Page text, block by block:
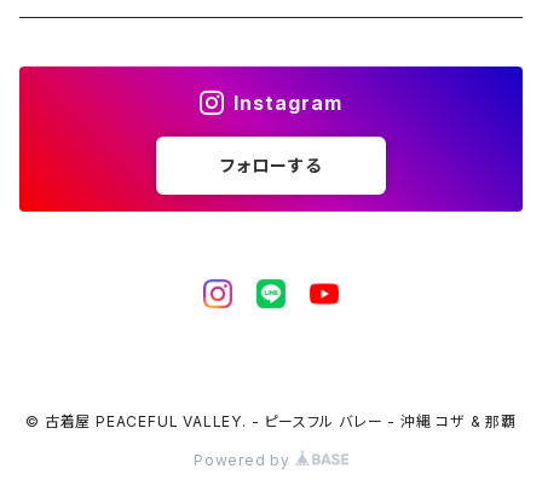
半袖シャツ / ブラウス
ボトムス
Instagram
フォローする
© 古着屋 PEACEFUL VALLEY. - ピースフル バレー - 沖縄 コザ & 那覇
Powered by